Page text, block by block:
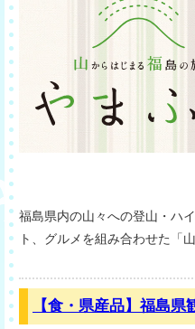
福島県内の山々への登山・ハ
ト、グルメを組み合わせた「
【食・県産品】福島県